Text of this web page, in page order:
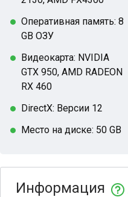
Оперативная память: 8
GB ОЗУ
Видеокарта: NVIDIA
GTX 950, AMD RADEON
RX 460
DirectX: Версии 12
Место на диске: 50 GB
Информация